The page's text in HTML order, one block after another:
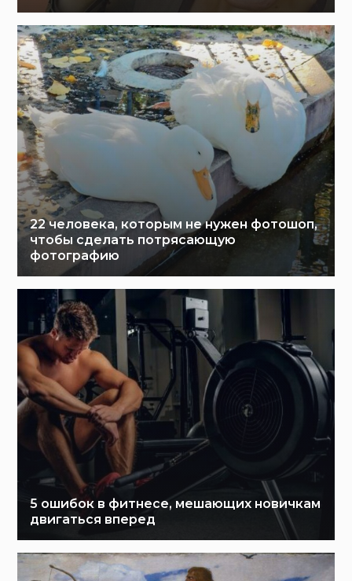
22 человека, которым не нужен фотошоп,
чтобы сделать потрясающую
фотографию
5 ошибок в фитнесе, мешающих новичкам
двигаться вперед